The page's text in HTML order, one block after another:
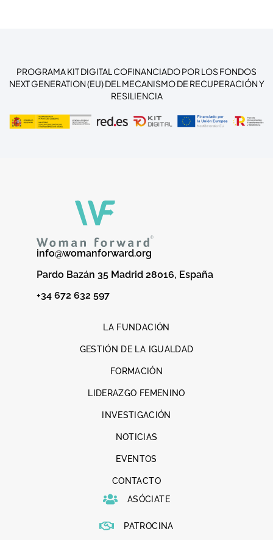
PROGRAMA KIT DIGITAL COFINANCIADO POR LOS FONDOS
NEXT GENERATION (EU) DEL MECANISMO DE RECUPERACIÓN Y
RESILIENCIA
info@womanforward.org
Pardo Bazán 35 Madrid 28016, España
+34 672 632 597
LA FUNDACIÓN
GESTIÓN DE LA IGUALDAD
FORMACIÓN
LIDERAZGO FEMENINO
INVESTIGACIÓN
NOTICIAS
EVENTOS
CONTACTO
ASÓCIATE
PATROCINA